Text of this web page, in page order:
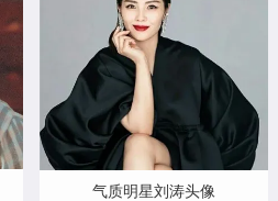
气质明星刘涛头像